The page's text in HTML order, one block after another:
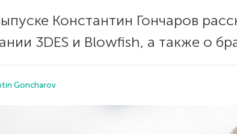
Константин Гончаров
3DES и Blowfish, а также о
Goncharov